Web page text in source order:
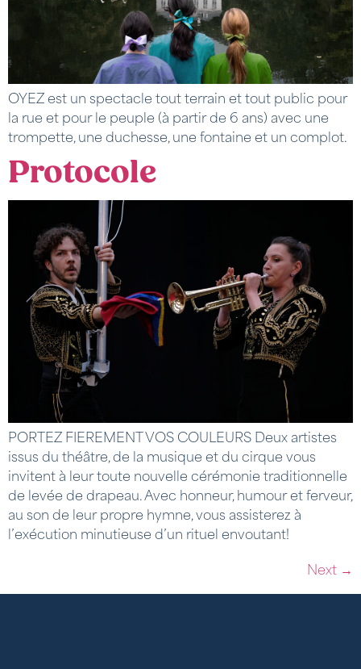
OYEZ est un spectacle tout terrain et tout public pour
la rue et pour le peuple (à partir de 6 ans) avec une
trompette, une duchesse, une fontaine et un complot.
Protocole
PORTEZ FIEREMENT VOS COULEURS Deux artistes
issus du théâtre, de la musique et du cirque vous
invitent à leur toute nouvelle cérémonie traditionnelle
de levée de drapeau. Avec honneur, humour et ferveur,
au son de leur propre hymne, vous assisterez à
l’exécution minutieuse d’un rituel envoutant!
Next →